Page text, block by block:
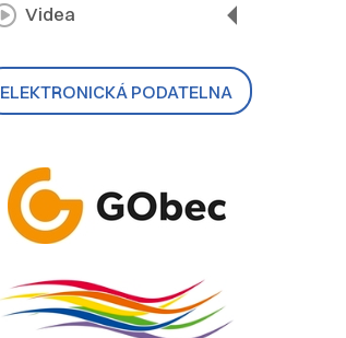
Videa
ELEKTRONICKÁ PODATELNA